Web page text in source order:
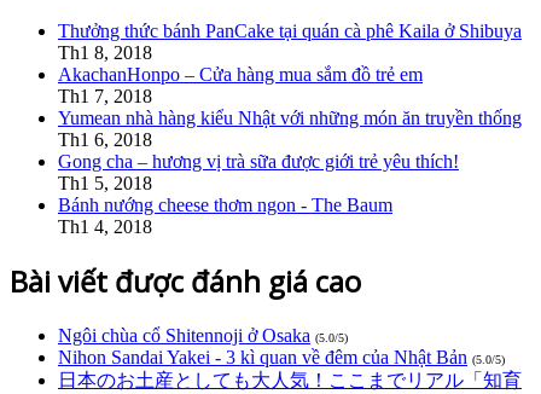
Thưởng thức bánh PanCake tại quán cà phê Kaila ở Shibuya
Th1 8, 2018
AkachanHonpo – Cửa hàng mua sắm đồ trẻ em
Th1 7, 2018
Yumean nhà hàng kiểu Nhật với những món ăn truyền thống
Th1 6, 2018
Gong cha – hương vị trà sữa được giới trẻ yêu thích!
Th1 5, 2018
Bánh nướng cheese thơm ngon - The Baum
Th1 4, 2018
Bài viết được đánh giá cao
Ngôi chùa cổ Shitennoji ở Osaka (5.0/5)
Nihon Sandai Yakei - 3 kì quan về đêm của Nhật Bản (5.0/5)
日本のお土産としても大人気！ここまでリアル「知育